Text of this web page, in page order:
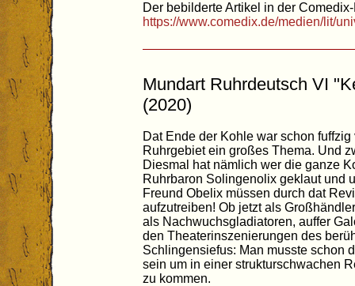
Der bebilderte Artikel in der
https://www.comedix.de/medien/lit/
Mundart Ruhrdeutsch VI
(2020)
Dat Ende der Kohle war schon
Ruhrgebiet ein großes Thema. Und
Diesmal hat nämlich wer die ganze
Ruhrbaron Solingenolix geklaut und
Freund Obelix müssen durch dat
aufzutreiben! Ob jetzt als
als Nachwuchsgladiatoren, auffer
den Theaterinszenierungen des
Schlingensiefus: Man musste schon
sein um in einer strukturschwachen
zu kommen.